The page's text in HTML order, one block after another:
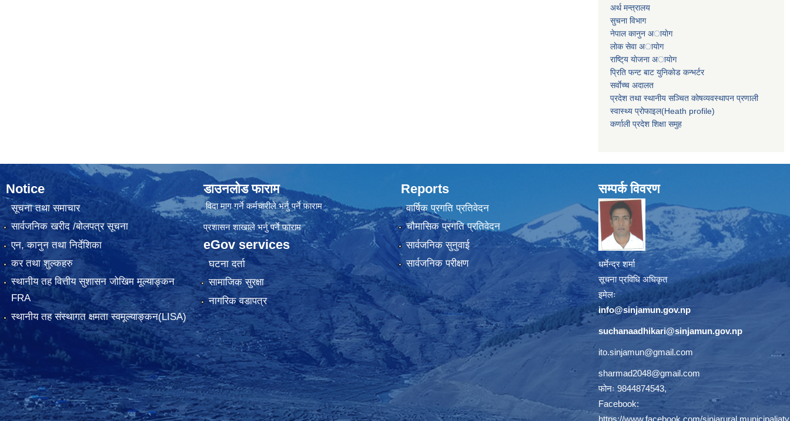
अर्थ मन्त्रालय
सुचना विभाग
नेपाल कानुन अायाेग
लाेक सेवा अायाेग
राष्टि्य याेजना अायाेग
प्रिति फन्ट बाट युनिकाेड कन्भर्टर
सर्वाेच्च अदालत
प्रदेश तथा स्थानीय सञ्चित काेषव्यवस्थापन प्रणाली
स्वास्थ्य प्राेफाइल(Heath profile)
कर्णाली प्रदेश शिक्षा समुह
Notice
सूचना तथा समाचार
सार्वजनिक खरीद /बोलपत्र सूचना
एन, कानुन तथा निर्देशिका
कर तथा शुल्कहरु
स्थानीय तह वित्तीय सुशासन जोखिम मूल्याङ्कन
FRA
स्थानीय तह संस्थागत क्षमता स्वमूल्याङ्कन(LISA)
डाउनलोड फाराम
विदा माग गर्ने कर्मचारीले भर्नु पर्ने फाराम
प्रशासन शाखाले भर्नु पर्ने फाराम
eGov services
घटना दर्ता
सामाजिक सुरक्षा
नागरिक वडापत्र
Reports
वार्षिक प्रगति प्रतिवेदन
चौमासिक प्रगति प्रतिवेदन
सार्वजनिक सुनुवाई
सार्वजनिक परीक्षण
सम्पर्क विवरण
धर्मेन्द्र शर्मा
सूचना प्रविधि अधिकृत
इमेलः
info@sinjamun.gov.np
suchanaadhikari@sinjamun.gov.np
ito.sinjamun@gmail.com
sharmad2048@gmail.com
फोनः 9844874543,
Facebook:
https://www.facebook.com/